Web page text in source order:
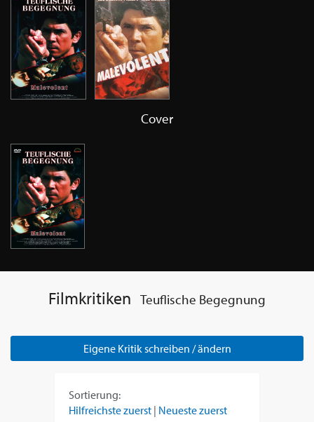
Cover
Filmkritiken Teuflische Begegnung
Eigene Kritik schreiben / ändern
Sortierung:
Hilfreichste zuerst | Neueste zuerst